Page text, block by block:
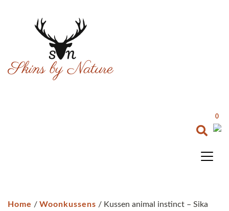
0
Home / Woonkussens / Kussen animal instinct – Sika